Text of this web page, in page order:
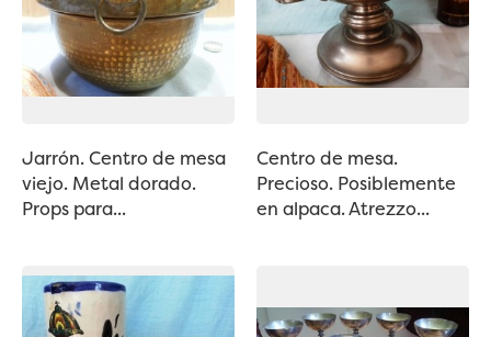
Jarrón. Centro de mesa
viejo. Metal dorado.
Props para...
Centro de mesa.
Precioso. Posiblemente
en alpaca. Atrezzo...